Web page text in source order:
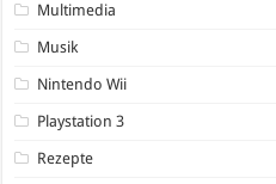
Multimedia
Musik
Nintendo Wii
Playstation 3
Rezepte